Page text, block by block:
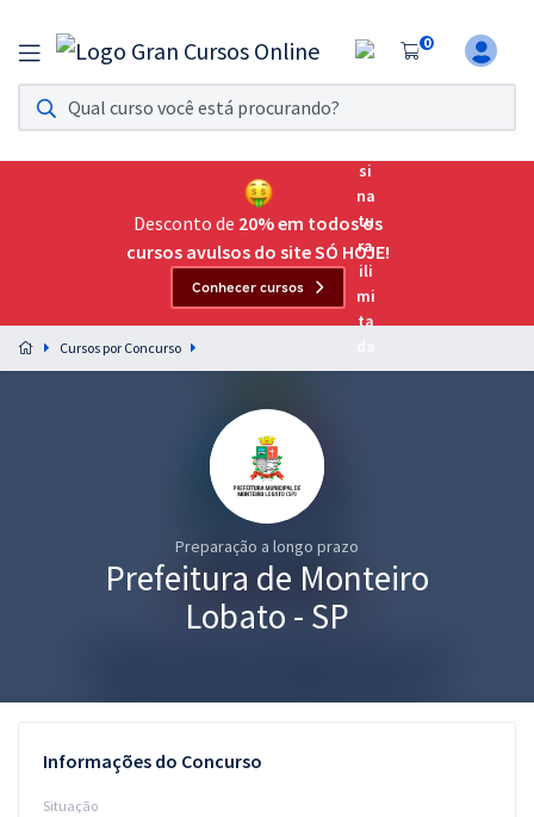
0
Assinatura Ilimitada 11
Acesso a todos os cursos. Teste grátis por 7 dias!
Assinatura OAB Até Passar
Acesso ilimitado a toda preparação para o Exame da
Preparação completa e intensiva para as principais
residências em saúde do Brasil
Desconto de 20% em todos os
cursos avulsos do site SÓ HOJE!
Conhecer cursos
Cursos por Concurso
Preparação a longo prazo
Prefeitura de Monteiro
Lobato - SP
Informações do Concurso
Situação